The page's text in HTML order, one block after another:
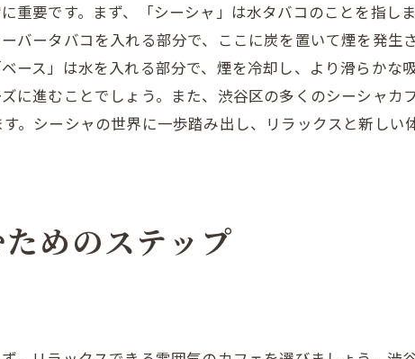
でのマナー
む際の健康管理
ーバー選びのポイント
台無しにしないための注意点
スポットの選び方
に楽しむ読書
重要です。まず、「シーシャ」は水タバコのことを指し
バータバコを入れる部分で、ここに炭を置いて煙を発生
ース」は水を入れる部分で、煙を冷却し、より滑らかな
に進むことでしょう。また、渋谷区の多くのシーシャカ
。シーシャの世界に一歩踏み出し、リラックスと新しい
めのステップ